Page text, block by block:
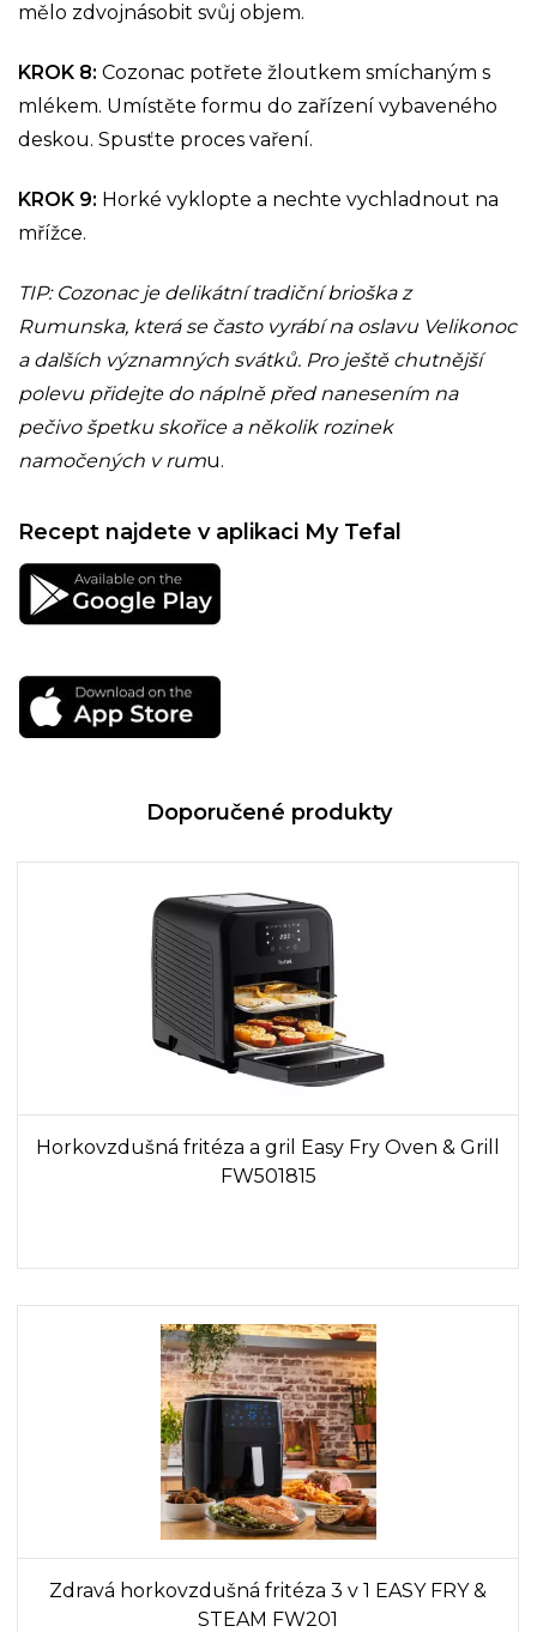
mělo zdvojnásobit svůj objem.
KROK 8: Cozonac potřete žloutkem smíchaným s
mlékem. Umístěte formu do zařízení vybaveného
deskou. Spusťte proces vaření.
KROK 9: Horké vyklopte a nechte vychladnout na
mřížce.
TIP: Cozonac je delikátní tradiční brioška z
Rumunska, která se často vyrábí na oslavu Velikonoc
a dalších významných svátků. Pro ještě chutnější
polevu přidejte do náplně před nanesením na
pečivo špetku skořice a několik rozinek
namočených v rumu.
Recept najdete v aplikaci My Tefal
Doporučené produkty
Horkovzdušná fritéza a gril Easy Fry Oven & Grill
FW501815
Zdravá horkovzdušná fritéza 3 v 1 EASY FRY &
STEAM FW201